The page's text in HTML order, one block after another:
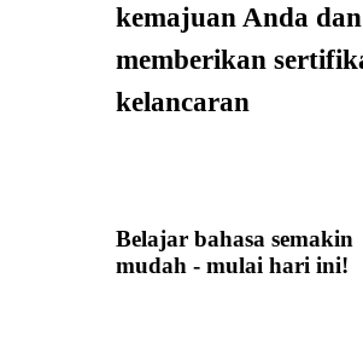
kemajuan Anda dan
memberikan
kelancaran
Belajar bahasa semakin
mudah - mulai hari ini!